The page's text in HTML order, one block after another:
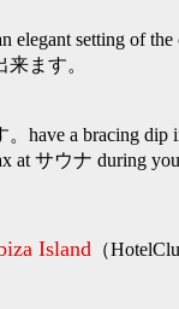
elegant setting of
ます。
a bracing dip
at サウナ during
Island （